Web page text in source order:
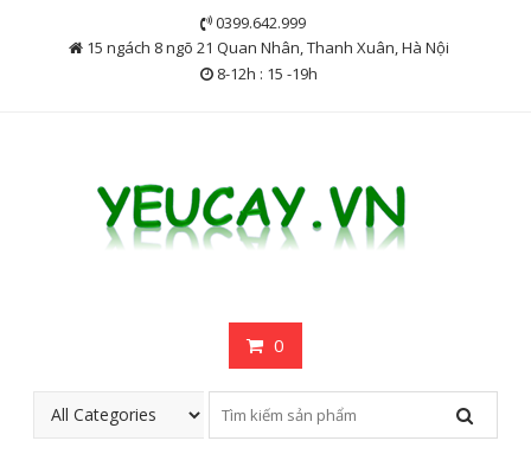
0399.642.999
15 ngách 8 ngõ 21 Quan Nhân, Thanh Xuân, Hà Nội
8-12h : 15 -19h
0